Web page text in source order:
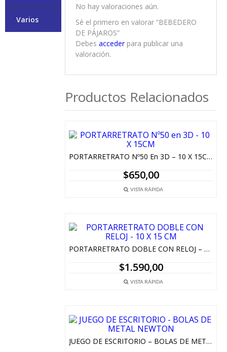
No hay valoraciones aún.
Sé el primero en valorar “BEBEDERO
DE PÁJAROS”
Debesaccederpara publicar una
valoración.
Productos Relacionados
PORTARRETRATO Nº50 En 3D – 10 X 15CM
$650,00
VISTA RÁPIDA
PORTARRETRATO DOBLE CON RELOJ – 10 X 15 CM
$1.590,00
VISTA RÁPIDA
JUEGO DE ESCRITORIO – BOLAS DE METAL NEWTON
Varios